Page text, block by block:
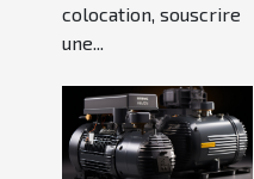
colocation, souscrire
une...